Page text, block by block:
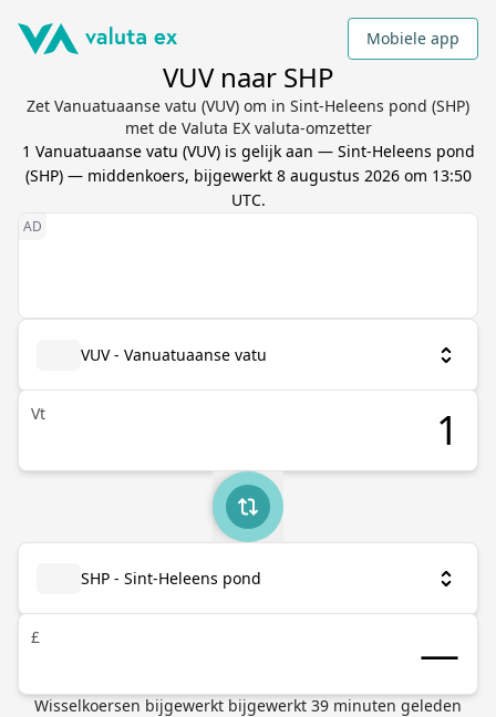
Mobiele app
VUV naar SHP
Zet Vanuatuaanse vatu (VUV) om in Sint-Heleens pond (SHP)
met de Valuta EX valuta-omzetter
1 Vanuatuaanse vatu (VUV) is gelijk aan — Sint-Heleens pond
(SHP) — middenkoers, bijgewerkt 8 augustus 2026 om 13:50
UTC.
VUV - Vanuatuaanse vatu
Vt
SHP - Sint-Heleens pond
£
Wisselkoersen bijgewerkt bijgewerkt 39 minuten geleden